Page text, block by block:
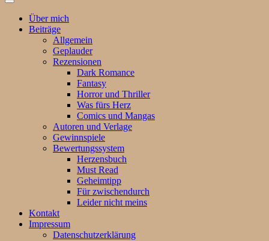
Suchfeld
ein-/ausblenden
Über mich
Beiträge
Allgemein
Geplauder
Rezensionen
Dark Romance
Fantasy
Horror und Thriller
Was fürs Herz
Comics und Mangas
Autoren und Verlage
Gewinnspiele
Bewertungssystem
Herzensbuch
Must Read
Geheimtipp
Für zwischendurch
Leider nicht meins
Kontakt
Impressum
Datenschutzerklärung